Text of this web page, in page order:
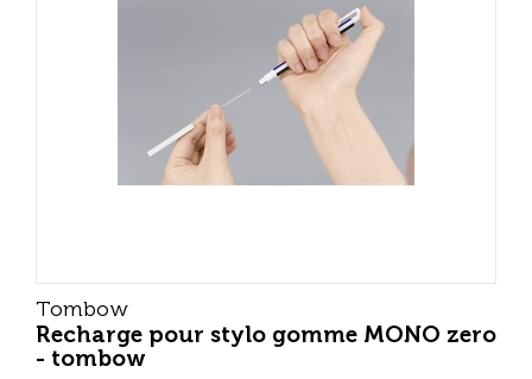
Tombow
Recharge pour stylo gomme MONO zero
- tombow